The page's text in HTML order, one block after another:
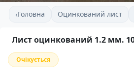
‹Головна Оцинкований лист
Лист оцинкований 1.2 мм.
Очікується